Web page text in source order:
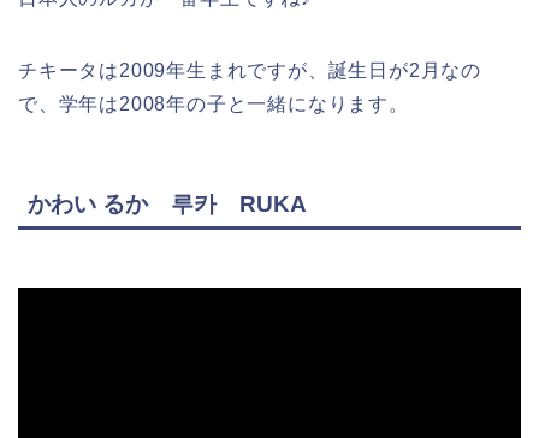
チキータは2009年生まれですが、誕生日が2月なの
で、学年は2008年の子と一緒になります。
かわい るか 루카 RUKA